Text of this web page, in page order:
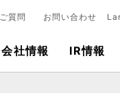
質問 お問い合わせ
会社情報 IR情報